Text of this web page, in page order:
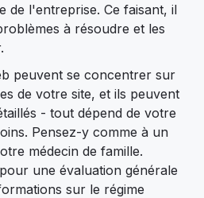
de l'entreprise. Ce faisant, il
à résoudre et les
peuvent se concentrer sur
de votre site, et ils peuvent
- tout dépend de votre
Pensez-y comme à un
médecin de famille.
une évaluation générale
sur le régime